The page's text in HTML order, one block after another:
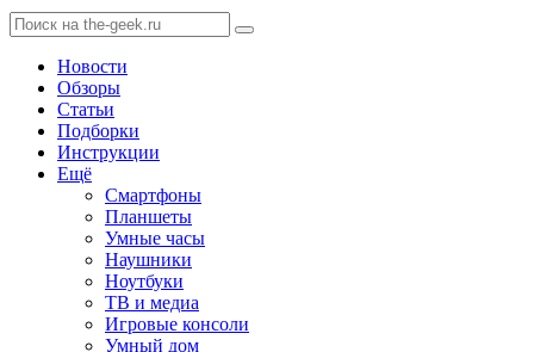
Новости
Обзоры
Статьи
Подборки
Инструкции
Ещё
Смартфоны
Планшеты
Умные часы
Наушники
Ноутбуки
ТВ и медиа
Игровые консоли
Умный дом